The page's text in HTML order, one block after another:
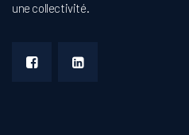
une collectivité.